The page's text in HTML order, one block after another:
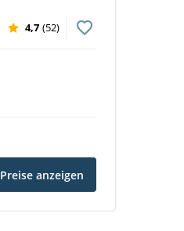
4,7 (52)
Preise anzeigen